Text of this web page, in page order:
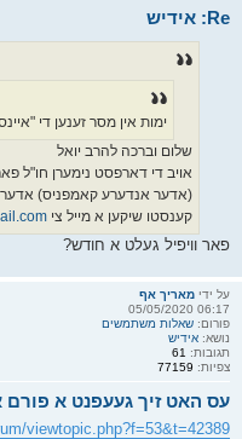
Re: אידיש
ימות אין מסר זענען די
שלום וברכה להרב יואל
(אדער אנדערע קאמפניס) אדער
קענסטו שיקען א מייל צי
פאר וויפיל געלט א חודש?
על ידי מאריך אף
06:17 05/05/2020
פורום: שאלות משתמשים
נושא: אידיש
תגובות: 61
צפיות: 77159
עס האט זיך געעפנט א פורם
viewtopic.php?f=53&t=42389